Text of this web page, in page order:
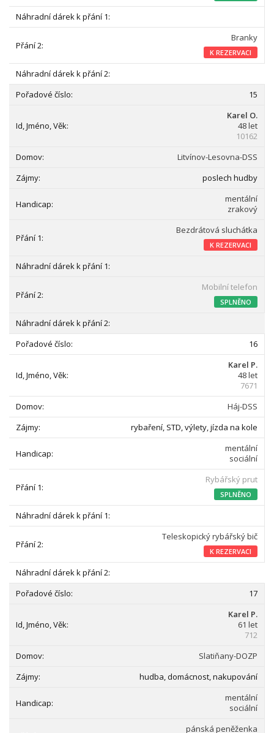
Branky
K REZERVACI
15
Karel O.
48 let
10162
Litvínov-Lesovna-DSS
poslech hudby
mentální
zrakový
Bezdrátová sluchátka
K REZERVACI
Mobilní telefon
SPLNĚNO
16
Karel P.
48 let
7671
Háj-DSS
rybaření, STD, výlety, jízda na kole
mentální
sociální
Rybářský prut
SPLNĚNO
Teleskopický rybářský bič
K REZERVACI
17
Karel P.
61 let
712
Slatiňany-DOZP
hudba, domácnost, nakupování
mentální
sociální
pánská peněženka